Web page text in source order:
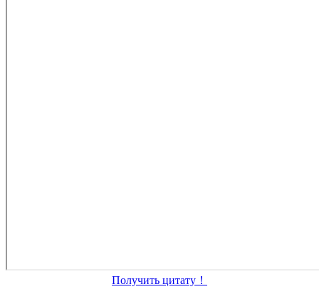
Получить цитату！